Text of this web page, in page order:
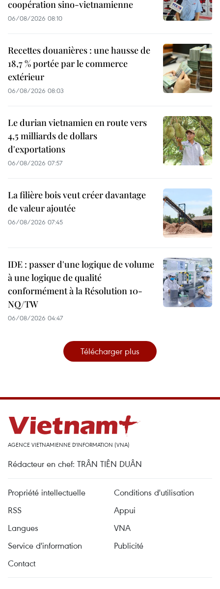
coopération sino-vietnamienne
06/08/2026 08:10
Recettes douanières : une hausse de
18,7 % portée par le commerce
extérieur
06/08/2026 08:03
Le durian vietnamien en route vers
4,5 milliards de dollars
d'exportations
06/08/2026 07:57
La filière bois veut créer davantage
de valeur ajoutée
06/08/2026 07:45
IDE : passer d'une logique de volume
à une logique de qualité
conformément à la Résolution 10-
NQ/TW
06/08/2026 04:47
Télécharger plus
AGENCE VIETNAMIENNE D'INFORMATION (VNA)
Rédacteur en chef: TRÂN TIÊN DUÂN
Propriété intellectuelle
Conditions d'utilisation
RSS
Appui
Langues
VNA
Service d'information
Publicité
Contact